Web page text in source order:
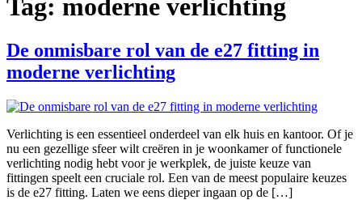
Tag: moderne verlichting
De onmisbare rol van de e27 fitting in
moderne verlichting
Verlichting is een essentieel onderdeel van elk huis en kantoor. Of je
nu een gezellige sfeer wilt creëren in je woonkamer of functionele
verlichting nodig hebt voor je werkplek, de juiste keuze van
fittingen speelt een cruciale rol. Een van de meest populaire keuzes
is de e27 fitting. Laten we eens dieper ingaan op de […]